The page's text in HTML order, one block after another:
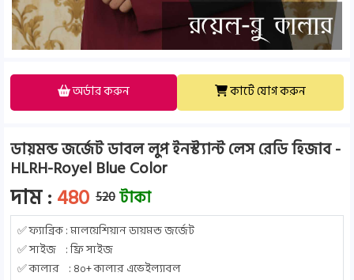
অর্ডার করুন কার্টে যোগ করুন
ডায়মন্ড জর্জেট ডাবল লুপ ইনস্ট্যান্ট লেস রেডি হিজাব -
HLRH-Royel Blue Color
দাম :480 520 টাকা
✅ ফ্যাব্রিক : মালয়েশিয়ান ডায়মন্ড জর্জেট
✅ সাইজ : ফ্রি সাইজ
✅ কালার : ৪০+ কালার এভেইল্যাবল